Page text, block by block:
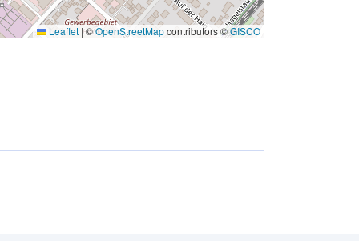
Leaflet |©OpenStreetMapcontributors ©GISCO